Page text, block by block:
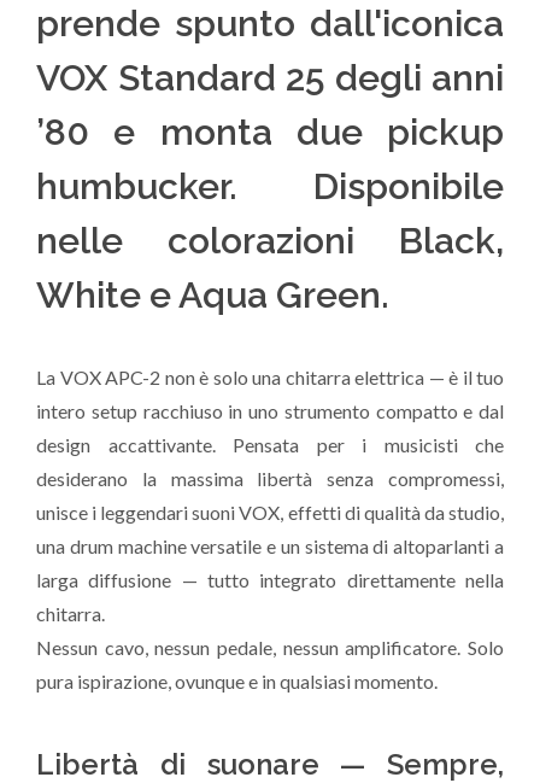
prende spunto dall'iconica
VOX Standard 25 degli anni
’80 e monta due pickup
humbucker. Disponibile
nelle colorazioni Black,
White e Aqua Green.
La VOX APC-2 non è solo una chitarra elettrica — è il tuo
intero setup racchiuso in uno strumento compatto e dal
design accattivante. Pensata per i musicisti che
desiderano la massima libertà senza compromessi,
unisce i leggendari suoni VOX, effetti di qualità da studio,
una drum machine versatile e un sistema di altoparlanti a
larga diffusione — tutto integrato direttamente nella
chitarra.
Nessun cavo, nessun pedale, nessun amplificatore. Solo
pura ispirazione, ovunque e in qualsiasi momento.
Libertà di suonare — Sempre,